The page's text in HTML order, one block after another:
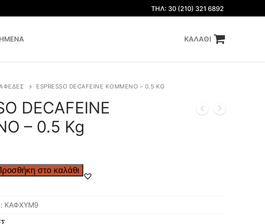
ΤΗΛ: 30 (210) 321 6892
ΚΑΛΆΘΙ
ESPRESSO DECAFEINE ΚΟΜΜΕΝΟ – 0.5 KG
DECAFEINE
– 0.5 Kg
στο καλάθι
ΚΑΦΧΥΜ9